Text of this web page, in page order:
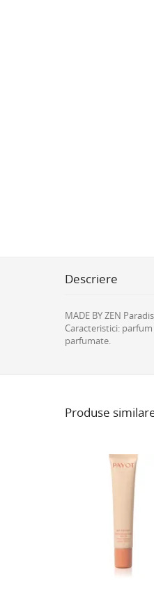
Descriere
MADE BY ZEN
Caracteristici:
parfumate.
Produse